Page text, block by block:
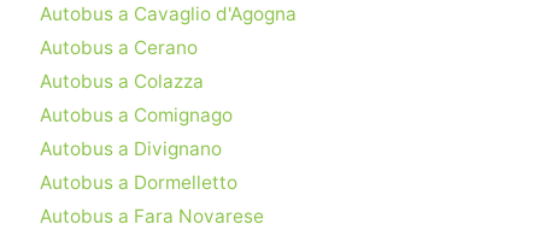
Autobus a Cavaglio d'Agogna
Autobus a Cerano
Autobus a Colazza
Autobus a Comignago
Autobus a Divignano
Autobus a Dormelletto
Autobus a Fara Novarese